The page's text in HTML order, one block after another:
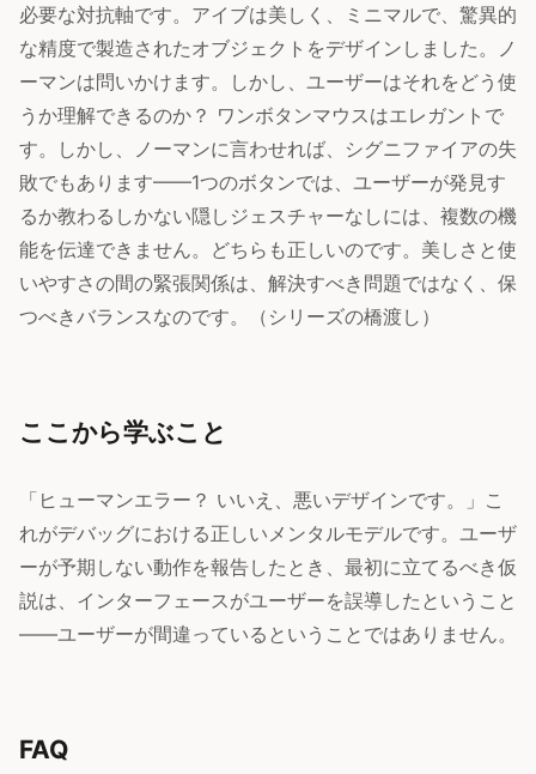
必要な対抗軸です。アイブは美しく、ミニマルで、驚異的
な精度で製造されたオブジェクトをデザインしました。ノ
ーマンは問いかけます。しかし、ユーザーはそれをどう使
うか理解できるのか？ ワンボタンマウスはエレガントで
す。しかし、ノーマンに言わせれば、シグニファイアの失
敗でもあります——1つのボタンでは、ユーザーが発見す
るか教わるしかない隠しジェスチャーなしには、複数の機
能を伝達できません。どちらも正しいのです。美しさと使
いやすさの間の緊張関係は、解決すべき問題ではなく、保
つべきバランスなのです。（シリーズの橋渡し）
ここから学ぶこと
「ヒューマンエラー？ いいえ、悪いデザインです。」こ
れがデバッグにおける正しいメンタルモデルです。ユーザ
ーが予期しない動作を報告したとき、最初に立てるべき仮
説は、インターフェースがユーザーを誤導したということ
——ユーザーが間違っているということではありません。
FAQ